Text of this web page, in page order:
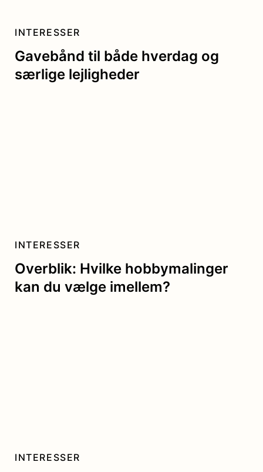
Gavebånd til både hverdag og
særlige lejligheder
INTERESSER
Overblik: Hvilke hobbymalinger
kan du vælge imellem?
INTERESSER
INTERESSER